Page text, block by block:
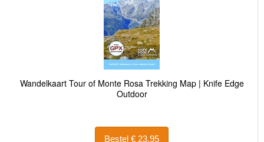
Wandelkaart Tour of Monte Rosa Trekking Map | Knife Edge
Outdoor
Bestel € 23,95